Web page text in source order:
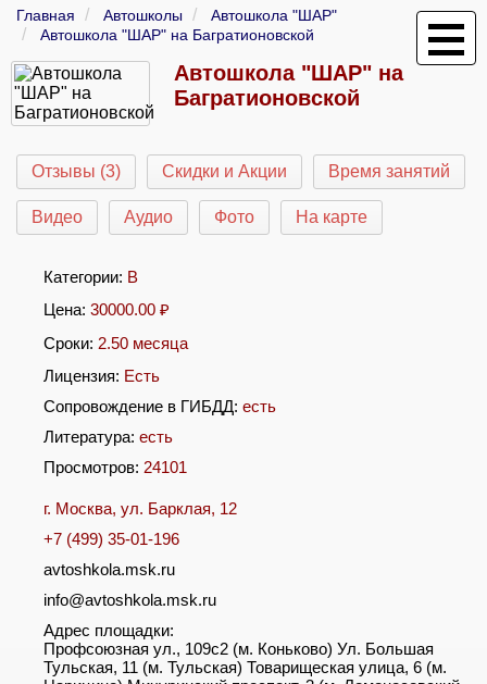
Главная Автошколы
Автошкола "ШАР"
Автошкола "ШАР" на Багратионовской
Автошкола "ШАР" на
Багратионовской
Отзывы (3) Скидки и Акции Время занятий
Видео Аудио Фото На карте
Категории: B
Цена: 30000.00 ₽
Сроки: 2.50 месяца
Лицензия: Есть
Сопровождение в ГИБДД: есть
Литература: есть
Просмотров: 24101
г. Москва, ул. Барклая, 12
+7 (499) 35-01-196
avtoshkola.msk.ru
info@avtoshkola.msk.ru
Адрес площадки:
Профсоюзная ул., 109с2 (м. Коньково) Ул. Большая
Тульская, 11 (м. Тульская) Товарищеская улица, 6 (м.